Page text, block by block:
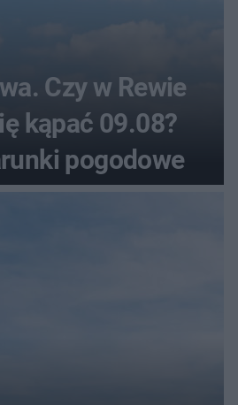
Czy w Rewie
kąpać 09.08?
pogodowe